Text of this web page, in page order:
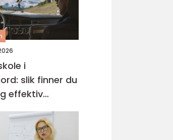
i
slik finner du
effektiv